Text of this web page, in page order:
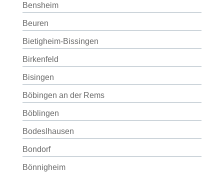
Bensheim
Beuren
Bietigheim-Bissingen
Birkenfeld
Bisingen
Böbingen an der Rems
Böblingen
Bodeslhausen
Bondorf
Bönnigheim